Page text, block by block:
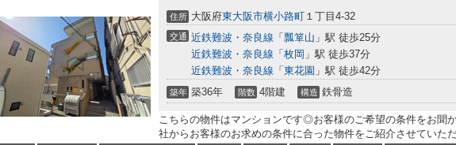
住所 大阪府東大阪市横小路町 １丁目4-32
交通 近鉄難波・奈良線 「 瓢箪山 」駅 徒歩25分
近鉄難波・奈良線 「 枚岡 」駅 徒歩37分
近鉄難波・奈良線 「 東花園 」駅 徒歩42分
築年 築36年 階数 4階建 構造 鉄骨造
こちらの物件はマンションです◎お客様のご希望の条件をお聞
社からお客様のお求めの条件に合った物件をご紹介させていた